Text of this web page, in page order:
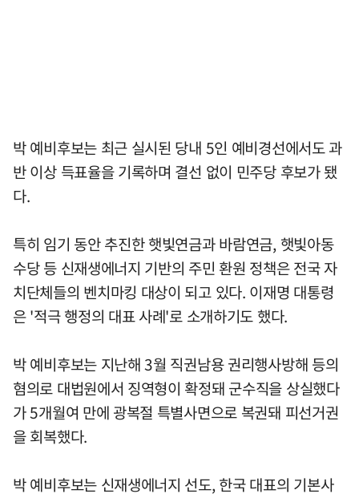
박 예비후보는 최근 실시된 당내 5인 예비경선에서도 과
반 이상 득표율을 기록하며 결선 없이 민주당 후보가 됐
다.
특히 임기 동안 추진한 햇빛연금과 바람연금, 햇빛아동
수당 등 신재생에너지 기반의 주민 환원 정책은 전국 자
치단체들의 벤치마킹 대상이 되고 있다. 이재명 대통령
은 '적극 행정의 대표 사례'로 소개하기도 했다.
박 예비후보는 지난해 3월 직권남용 권리행사방해 등의
혐의로 대법원에서 징역형이 확정돼 군수직을 상실했다
가 5개월여 만에 광복절 특별사면으로 복권돼 피선거권
을 회복했다.
박 예비후보는 신재생에너지 선도, 한국 대표의 기본사